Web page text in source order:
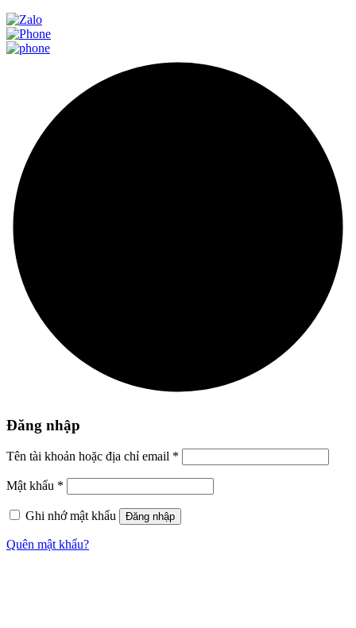
Đăng nhập
Tên tài khoản hoặc địa chỉ email *
Mật khẩu *
Ghi nhớ mật khẩu Đăng nhập
Quên mật khẩu?